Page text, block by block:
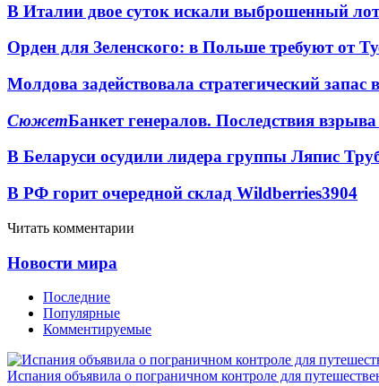
В Италии двое суток искали выброшенный
Орден для Зеленского: в Польше требуют от
Молдова задействовала стратегический запас
СюжетБанкет генералов. Последствия
В Беларуси осудили лидера группы Ляпис
В РФ горит очередной склад Wildberries3904
Читать комментарии
Новости мира
Последние
Популярные
Комментируемые
Испания объявила о пограничном контроле для